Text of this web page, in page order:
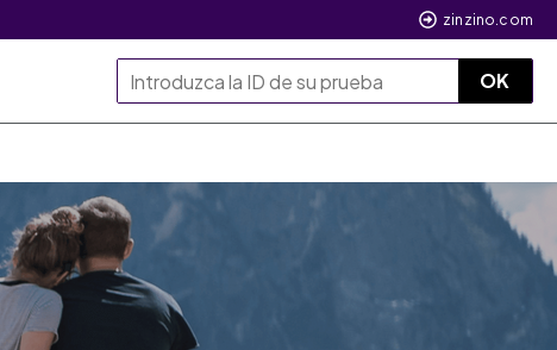
zinzino.com
OK